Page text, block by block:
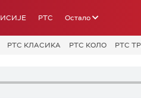
РТС Остало
РТС КЛАСИКА РТС КОЛО РТС